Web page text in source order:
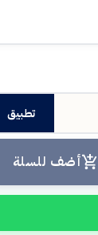
تطبيق
أضف للسلة